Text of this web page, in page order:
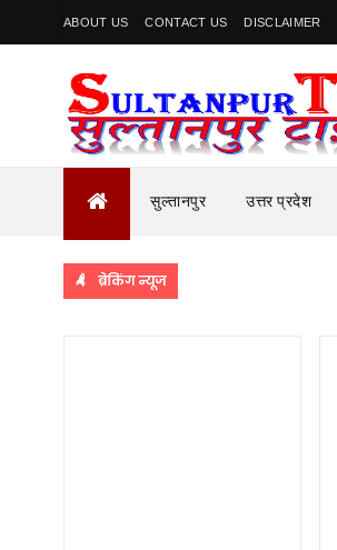
ABOUT US CONTACT US DISCLAIMER
सुल्तानपुर उत्तर प्रदेश
ब्रेकिंग न्यूज